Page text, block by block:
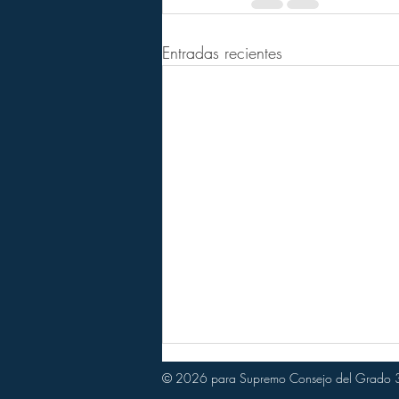
Entradas recientes
© 2026 para Supremo Consejo del